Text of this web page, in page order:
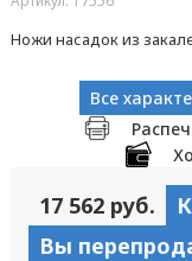
Ножи насадок из
Все
17 562 руб.
Вы